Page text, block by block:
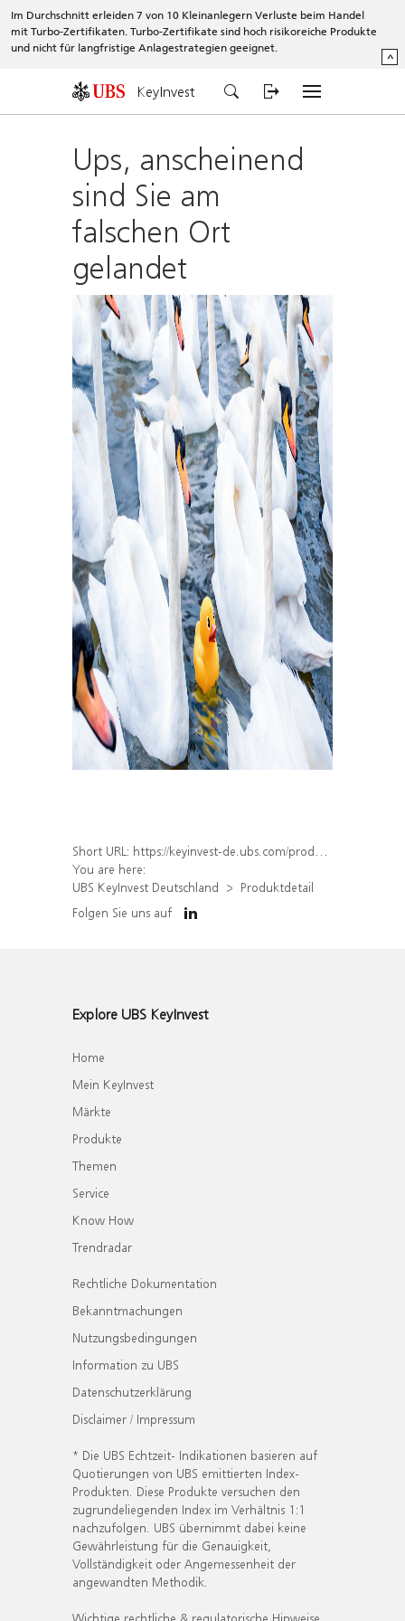
Im Durchschnitt erleiden 7 von 10 Kleinanlegern Verluste beim Handel
mit Turbo-Zertifikaten. Turbo-Zertifikate sind hoch risikoreiche Produkte
und nicht für langfristige Anlagestrategien geeignet.
^
KeyInvest
Ups, anscheinend
sind Sie am
falschen Ort
gelandet
Short URL: https://keyinvest-de.ubs.com/produkt/detail/index/isin/DE000WA5F092
You are here:
UBS KeyInvest Deutschland
Produktdetail
Folgen Sie uns auf
Explore UBS KeyInvest
Home
Mein KeyInvest
Märkte
Produkte
Themen
Service
Know How
Trendradar
Rechtliche Dokumentation
Bekanntmachungen
Nutzungsbedingungen
Information zu UBS
Datenschutzerklärung
Disclaimer / Impressum
* Die UBS Echtzeit- Indikationen basieren auf
Quotierungen von UBS emittierten Index-
Produkten. Diese Produkte versuchen den
zugrundeliegenden Index im Verhältnis 1:1
nachzufolgen. UBS übernimmt dabei keine
Gewährleistung für die Genauigkeit,
Vollständigkeit oder Angemessenheit der
angewandten Methodik.